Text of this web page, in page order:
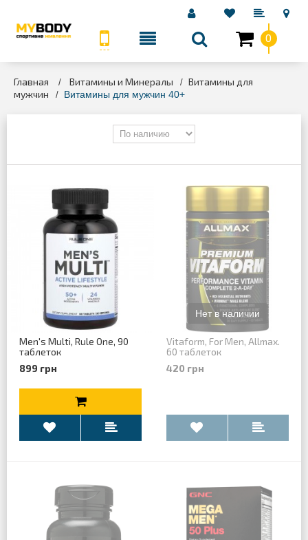
0
Главная > Витамины и Минералы > Витамины для
мужчин
> Витамины для мужчин 40+
КАТЕГОРИИ
Men's Multi, Rule One, 90
таблеток
899 грн
Vitaform, For Men, Allmax.
60 таблеток
420 грн